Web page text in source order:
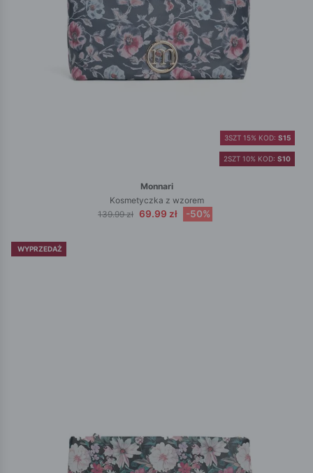
2SZT 10% KOD: S10
3SZT 15% KOD: S15
Monnari
Kosmetyczka z wzorem
139.99 zł 69.99 zł -50%
WYPRZEDAŻ